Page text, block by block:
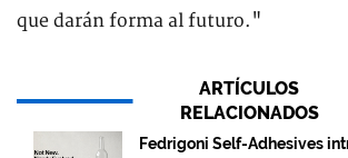
que darán forma al futuro."
ARTÍCULOS
RELACIONADOS
Fedrigoni Self-Adhesives